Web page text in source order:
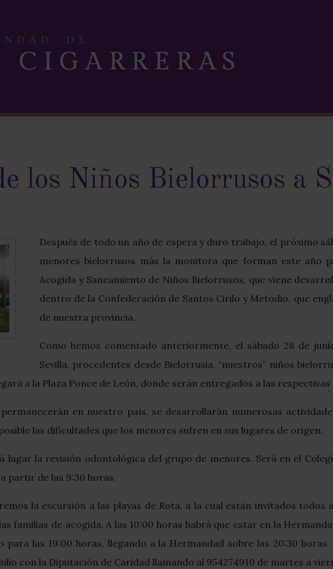
los Niños Bielorrusos a
Después de todo un año de espera y duro trabajo, el próximo
menores bielorrusos más la monitora que forman este año
Acogida y Saneamiento de Niños Bielorrusos, que viene
dentro de la Confederación de Santos Cirilo y Metodio, que
de nuestra provincia.
Como hemos comentado anteriormente, el sábado 28 de
Sevilla, procedentes desde Bielorrusia, “nuestros” niños
a la Plaza Ponce de León, donde serán entregados a las respectivas
en nuestro país, se desarrollarán numerosas
las dificultades que los menores sufren en sus lugares de origen.
lugar la revisión odontológica del grupo de menores. Será en el
partir de las 9:30 horas.
la excursión a las playas de Rota, a la cual están invitados
familias de acogida. A las 10:00 horas habrá que estar en la
para las 19:00 horas, llegando a la Hermandad sobre las 20:30
con la Diputación de Caridad llamando al 954274910 de martes a